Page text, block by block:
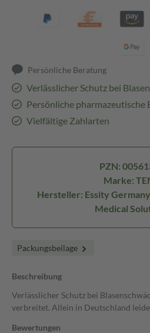
Persönliche Beratung
Verlässlicher Schutz bei
Persönliche pharmazeutische
Vielfältige Zahlarten
PZN:
Marke:
Hersteller: Essity
Medical
Packungsbeilage
Beschreibung
Verlässlicher Schutz bei
verbreitet. Allein in Deutschland
Bewertungen